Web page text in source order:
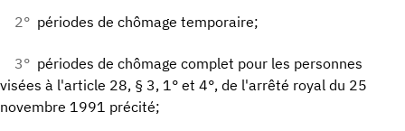
2° périodes de chômage temporaire;
3° périodes de chômage complet pour les personnes
visées à l'article 28, § 3, 1° et 4°, de l'arrêté royal du 25
novembre 1991 précité;